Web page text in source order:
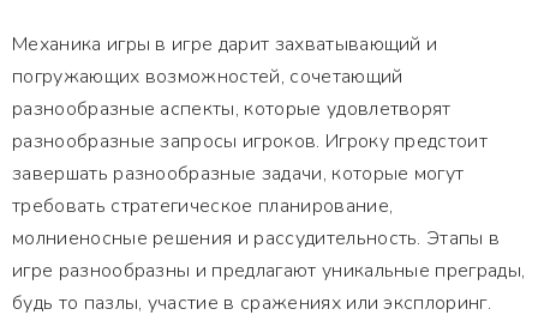
Механика игры в игре дарит захватывающий и
погружающих возможностей, сочетающий
разнообразные аспекты, которые удовлетворят
разнообразные запросы игроков. Игроку предстоит
завершать разнообразные задачи, которые могут
требовать стратегическое планирование,
молниеносные решения и рассудительность. Этапы в
игре разнообразны и предлагают уникальные преграды,
будь то пазлы, участие в сражениях или эксплоринг.